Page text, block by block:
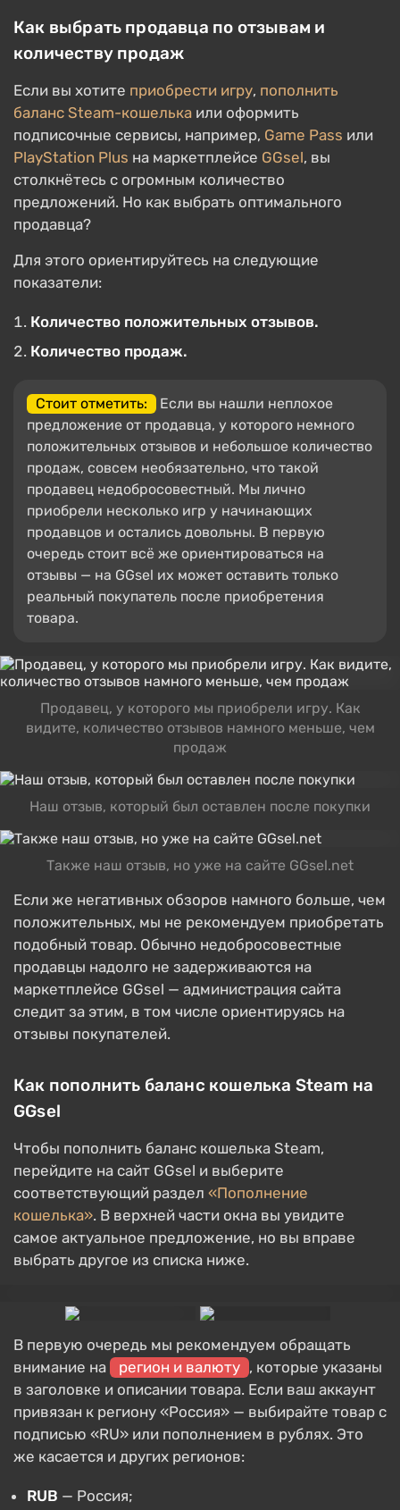
Как выбрать продавца по отзывам и
количеству продаж
Если вы хотите приобрести игру, пополнить
баланс Steam-кошелька или оформить
подписочные сервисы, например, Game Pass или
PlayStation Plus на маркетплейсе GGsel, вы
столкнётесь с огромным количество
предложений. Но как выбрать оптимального
продавца?
Для этого ориентируйтесь на следующие
показатели:
Количество положительных отзывов.
Количество продаж.
Стоит отметить:
Если вы нашли неплохое
предложение от продавца, у которого немного
положительных отзывов и небольшое количество
продаж, совсем необязательно, что такой
продавец недобросовестный. Мы лично
приобрели несколько игр у начинающих
продавцов и остались довольны. В первую
очередь стоит всё же ориентироваться на
отзывы — на GGsel их может оставить только
реальный покупатель после приобретения
товара.
Продавец, у которого мы приобрели игру. Как
видите, количество отзывов намного меньше, чем
продаж
Наш отзыв, который был оставлен после покупки
Также наш отзыв, но уже на сайте GGsel.net
Если же негативных обзоров намного больше, чем
положительных, мы не рекомендуем приобретать
подобный товар. Обычно недобросовестные
продавцы надолго не задерживаются на
маркетплейсе GGsel — администрация сайта
следит за этим, в том числе ориентируясь на
отзывы покупателей.
Как пополнить баланс кошелька Steam на
GGsel
Чтобы пополнить баланс кошелька Steam,
перейдите на сайт GGsel и выберите
соответствующий раздел «Пополнение
кошелька». В верхней части окна вы увидите
самое актуальное предложение, но вы вправе
выбрать другое из списка ниже.
В первую очередь мы рекомендуем обращать
внимание на
регион и валюту , которые указаны
в заголовке и описании товара. Если ваш аккаунт
привязан к региону «Россия» — выбирайте товар с
подписью «RU» или пополнением в рублях. Это
же касается и других регионов:
RUB — Россия;